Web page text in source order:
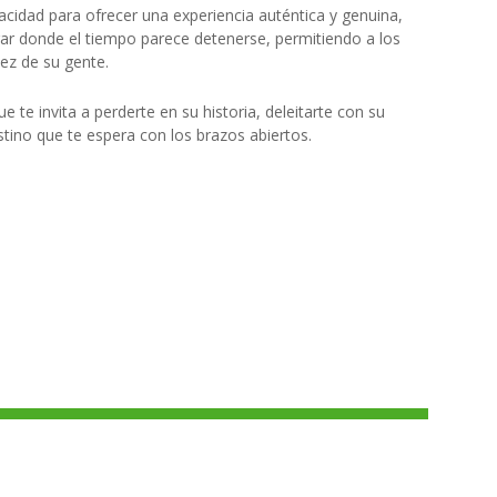
para ofrecer una experiencia auténtica y genuina,
donde el tiempo parece detenerse, permitiendo a los
de su gente.
te invita a perderte en su historia, deleitarte con su
que te espera con los brazos abiertos.